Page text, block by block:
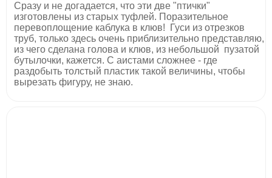
Сразу и не догадается, что эти две "птички"
изготовлены из старых туфлей. Поразительное
перевоплощение каблука в клюв! Гуси из отрезков
труб, только здесь очень приблизительно представляю,
из чего сделана голова и клюв, из небольшой пузатой
бутылочки, кажется. С аистами сложнее - где
раздобыть толстый пластик такой величины, чтобы
вырезать фигуру, не знаю.